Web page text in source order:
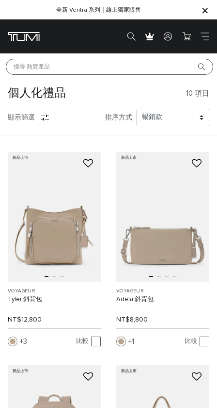
SHOP GIFTS
SHOP GIFTS
全新 Ventra 系列｜線上獨家販售
搜尋 熱賣產品
個人化禮品 10 項目
顯示篩選 排序方式:
新品上市
VOYAGEUR
Tyler 斜背包
NT$12,800
3 比較
新品上市
VOYAGEUR
Adela 斜背包
NT$8,800
1 比較
新品上市 新品上市